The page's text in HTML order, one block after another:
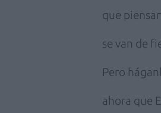
que
se van de
Pero
ahora que